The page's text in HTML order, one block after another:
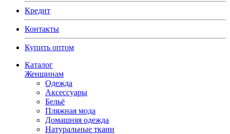
Кредит
Контакты
Купить оптом
Каталог
Женщинам
Одежда
Аксессуары
Бельё
Пляжная мода
Домашняя одежда
Натуральные ткани